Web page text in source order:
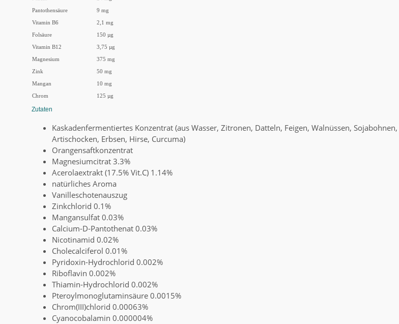
Pantothensäure 9 mg
Vitamin B6 2,1 mg
Folsäure 150 µg
Vitamin B12 3,75 µg
Magnesium 375 mg
Zink 50 mg
Mangan 10 mg
Chrom 125 µg
Zutaten
Kaskadenfermentiertes Konzentrat (aus Wasser, Zitronen, Datteln, Feigen, Walnüssen,
Artischocken, Erbsen, Hirse, Curcuma)
Orangensaftkonzentrat
Magnesiumcitrat 3.3%
Acerolaextrakt (17.5% Vit.C) 1.14%
natürliches Aroma
Vanilleschotenauszug
Zinkchlorid 0.1%
Mangansulfat 0.03%
Calcium-D-Pantothenat 0.03%
Nicotinamid 0.02%
Cholecalciferol 0.01%
Pyridoxin-Hydrochlorid 0.002%
Riboflavin 0.002%
Thiamin-Hydrochlorid 0.002%
Pteroylmonoglutaminsäure 0.0015%
Chrom(III)chlorid 0.00063%
Cyanocobalamin 0.000004%